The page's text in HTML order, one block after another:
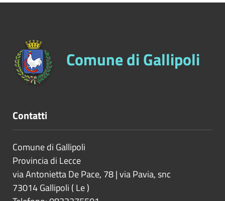
Comune di Gallipoli
Contatti
Comune di Gallipoli
Provincia di Lecce
via Antonietta De Pace, 78 | via Pavia, snc
73014Gallipoli ( Le)